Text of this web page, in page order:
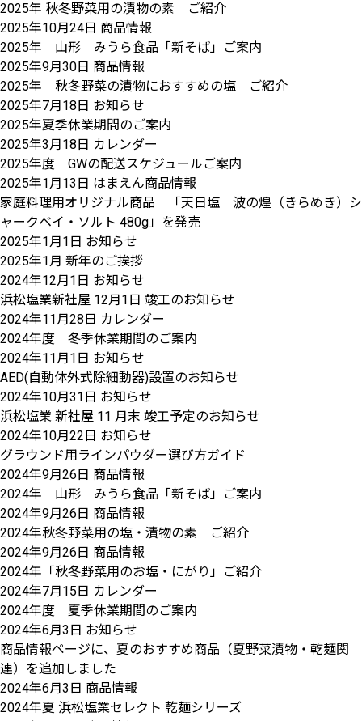
2025年 秋冬野菜用の漬物の素 ご紹介
2025年10月24日 商品情報
2025年 山形 みうら食品「新そば」ご案内
2025年9月30日 商品情報
2025年 秋冬野菜の漬物におすすめの塩 ご紹介
2025年7月18日 お知らせ
2025年夏季休業期間のご案内
2025年3月18日 カレンダー
2025年度 GWの配送スケジュールご案内
2025年1月13日 はまえん商品情報
家庭料理用オリジナル商品 「天日塩 波の煌（きらめき）シ
ャークベイ・ソルト 480g」を発売
2025年1月1日 お知らせ
2025年1月 新年のご挨拶
2024年12月1日 お知らせ
浜松塩業新社屋 12月1日 竣工のお知らせ
2024年11月28日 カレンダー
2024年度 冬季休業期間のご案内
2024年11月1日 お知らせ
AED(自動体外式除細動器)設置のお知らせ
2024年10月31日 お知らせ
浜松塩業 新社屋 11 月末 竣工予定のお知らせ
2024年10月22日 お知らせ
グラウンド用ラインパウダー選び方ガイド
2024年9月26日 商品情報
2024年 山形 みうら食品「新そば」ご案内
2024年9月26日 商品情報
2024年秋冬野菜用の塩・漬物の素 ご紹介
2024年9月26日 商品情報
2024年「秋冬野菜用のお塩・にがり」ご紹介
2024年7月15日 カレンダー
2024年度 夏季休業期間のご案内
2024年6月3日 お知らせ
商品情報ページに、夏のおすすめ商品（夏野菜漬物・乾麺関
連）を追加しました
2024年6月3日 商品情報
2024年夏 浜松塩業セレクト 乾麺シリーズ